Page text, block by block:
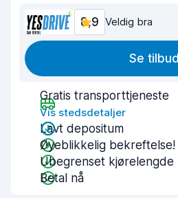
8,9 Veldig bra
Se tilbud
Gratis transporttjeneste
Vis stedsdetaljer
Lavt depositum
Øyeblikkelig bekreftelse!
Ubegrenset kjørelengde
Betal nå